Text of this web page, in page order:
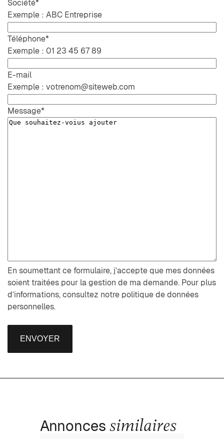
Société*
Exemple : ABC Entreprise
Téléphone*
Exemple : 01 23 45 67 89
E-mail
Exemple : votrenom@siteweb.com
Message*
En soumettant ce formulaire, j’accepte que mes données
soient traitées pour la gestion de ma demande. Pour plus
d’informations, consultez notre politique de données
personnelles.
ENVOYER
Annonces similaires